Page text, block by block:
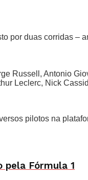
por duas corridas –
Russell, Antonio
Leclerc, Nick
pilotos na
pela Fórmula 1